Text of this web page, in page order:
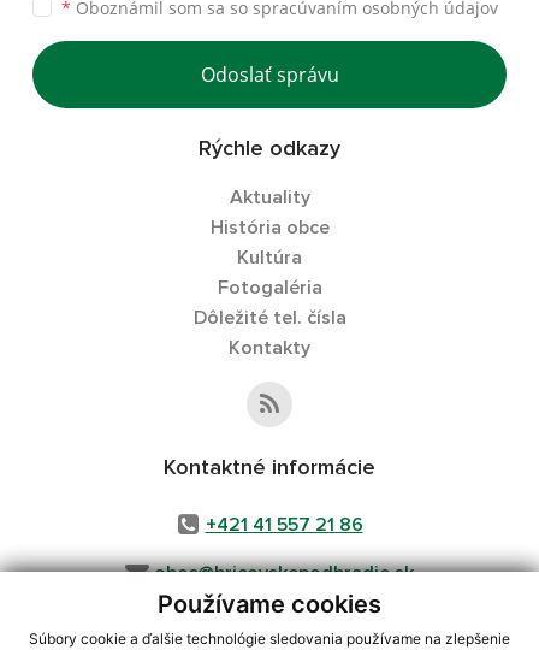
Používame cookies
Súbory cookie a ďalšie technológie sledovania používame na zlepšenie
* Oboznámil som sa so spracúvaním osobných údajov
Odoslať správu
Rýchle odkazy
Aktuality
História obce
Kultúra
Fotogaléria
Dôležité tel. čísla
Kontakty
Kontaktné informácie
+421 41 557 21 86
obec@hricovskepodhradie.sk